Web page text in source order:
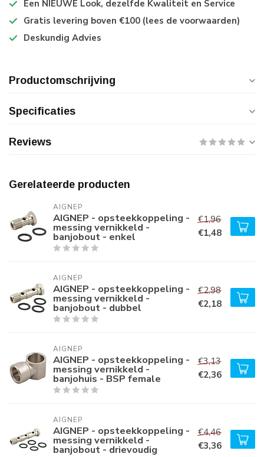
Een NIEUWE Look, dezelfde Kwaliteit en Service
Gratis levering boven €100 (lees de voorwaarden)
Deskundig Advies
Productomschrijving
Specificaties
Reviews
Gerelateerde producten
AIGNEP
AIGNEP - opsteekkoppeling -
messing vernikkeld -
banjobout - enkel
€1,96
€1,48
AIGNEP
AIGNEP - opsteekkoppeling -
messing vernikkeld -
banjobout - dubbel
€2,98
€2,18
AIGNEP
AIGNEP - opsteekkoppeling -
messing vernikkeld -
banjohuis - BSP female
€3,13
€2,36
AIGNEP
AIGNEP - opsteekkoppeling -
messing vernikkeld -
banjobout - drievoudig
€4,46
€3,36